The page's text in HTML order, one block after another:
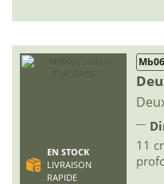
EN STOCK
LIVRAISON
RAPIDE
11